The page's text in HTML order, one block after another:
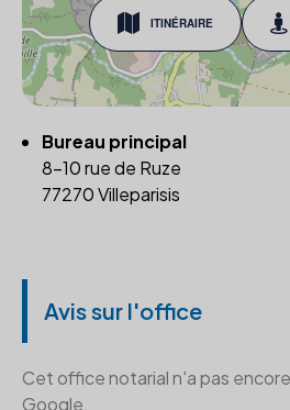
ITINÉRAIRE
Bureau principal
8-10 rue de Ruze
77270 Villeparisis
Avis sur l'office
Cet office notarial n'a pas
Google.